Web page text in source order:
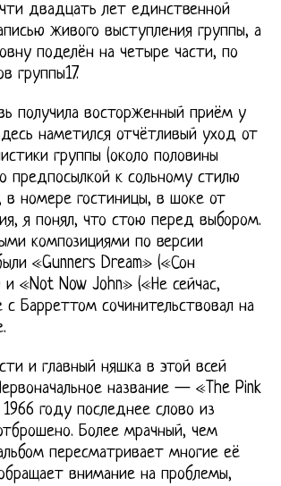
двадцать лет единственной
живого выступления группы, а
поделён на четыре части, по
группы17.
получила восторженный приём у
наметился отчётливый уход от
группы (около половины
предпосылкой к сольному стилю
в номере гостиницы, в шоке от
я понял, что стою перед выбором.
композициями по версии
«Gunners Dream» («Сон
и «Not Now John» («Не сейчас,
Барреттом сочинительствовал на
и главный няшка в этой всей
название — «The Pink
году последнее слово из
Более мрачный, чем
пересматривает многие её
внимание на проблемы,